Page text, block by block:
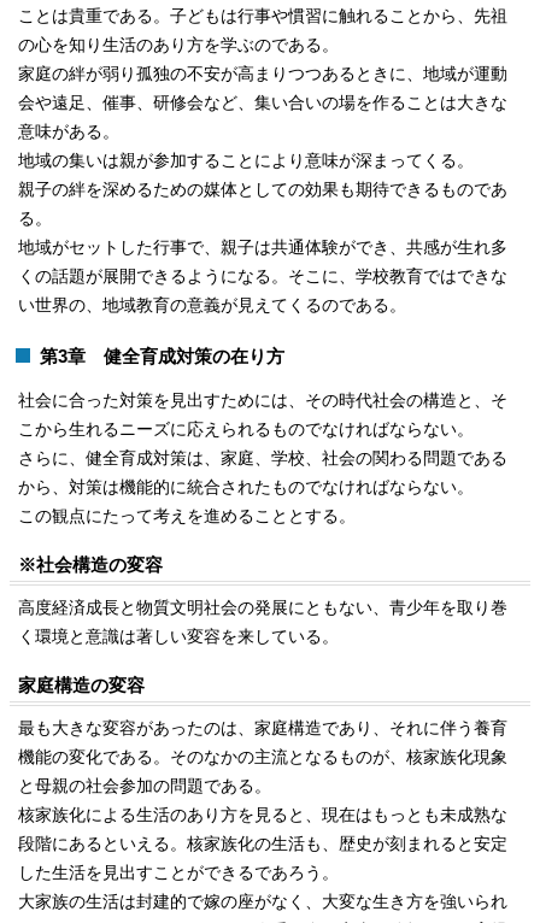
ことは貴重である。子どもは行事や慣習に触れることから、先祖
の心を知り生活のあり方を学ぶのである。
家庭の絆が弱り孤独の不安が高まりつつあるときに、地域が運動
会や遠足、催事、研修会など、集い合いの場を作ることは大きな
意味がある。
地域の集いは親が参加することにより意味が深まってくる。
親子の絆を深めるための媒体としての効果も期待できるものであ
る。
地域がセットした行事で、親子は共通体験ができ、共感が生れ多
くの話題が展開できるようになる。そこに、学校教育ではできな
い世界の、地域教育の意義が見えてくるのである。
第3章 健全育成対策の在り方
社会に合った対策を見出すためには、その時代社会の構造と、そ
こから生れるニーズに応えられるものでなければならない。
さらに、健全育成対策は、家庭、学校、社会の関わる問題である
から、対策は機能的に統合されたものでなければならない。
この観点にたって考えを進めることとする。
※社会構造の変容
高度経済成長と物質文明社会の発展にともない、青少年を取り巻
く環境と意識は著しい変容を来している。
家庭構造の変容
最も大きな変容があったのは、家庭構造であり、それに伴う養育
機能の変化である。そのなかの主流となるものが、核家族化現象
と母親の社会参加の問題である。
核家族化による生活のあり方を見ると、現在はもっとも未成熟な
段階にあるといえる。核家族化の生活も、歴史が刻まれると安定
した生活を見出すことができるであろう。
大家族の生活は封建的で嫁の座がなく、大変な生き方を強いられ